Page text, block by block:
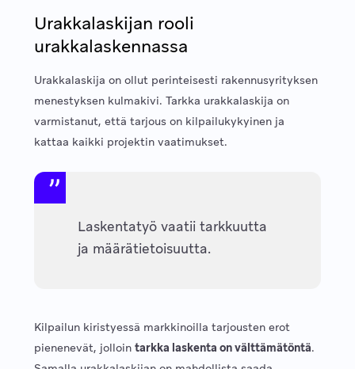
Urakkalaskijan rooli
urakkalaskennassa
Urakkalaskija on ollut perinteisesti rakennusyrityksen
menestyksen kulmakivi. Tarkka urakkalaskija on
varmistanut, että tarjous on kilpailukykyinen ja
kattaa kaikki projektin vaatimukset.
Laskentatyö vaatii tarkkuutta
ja määrätietoisuutta.
Kilpailun kiristyessä markkinoilla tarjousten erot
pienenevät, jolloin tarkka laskenta on välttämätöntä.